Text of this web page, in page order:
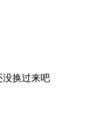
没换过来吧